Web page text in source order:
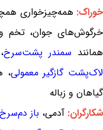
خوراک: همه‌چیزخواری
خرگوش‌های جوان، تخم و
همانند سمندر پشت‌سرخ
لاک‌پشت گازگیر معمولی،
گیاهان و زباله
شکارگران: آدمی، باز دم‌سرخ